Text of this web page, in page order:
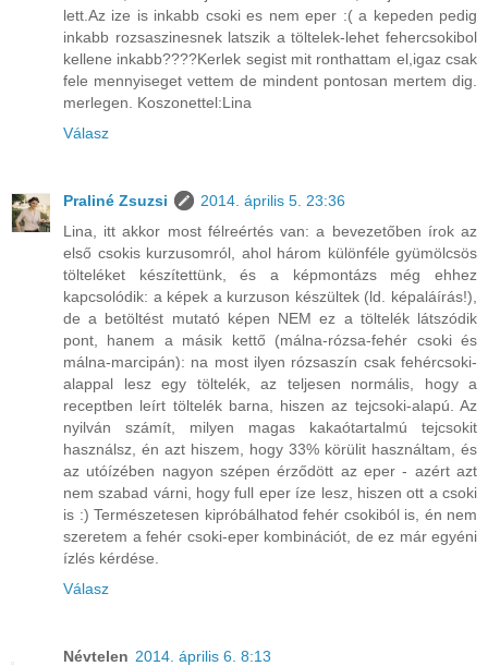
lett.Az ize is inkabb csoki es nem eper :( a kepeden pedig
inkabb rozsaszinesnek latszik a töltelek-lehet fehercsokibol
kellene inkabb????Kerlek segist mit ronthattam el,igaz csak
fele mennyiseget vettem de mindent pontosan mertem dig.
merlegen. Koszonettel:Lina
Válasz
Praliné Zsuzsi
2014. április 5. 23:36
Lina, itt akkor most félreértés van: a bevezetőben írok az
első csokis kurzusomról, ahol három különféle gyümölcsös
tölteléket készítettünk, és a képmontázs még ehhez
kapcsolódik: a képek a kurzuson készültek (ld. képaláírás!),
de a betöltést mutató képen NEM ez a töltelék látszódik
pont, hanem a másik kettő (málna-rózsa-fehér csoki és
málna-marcipán): na most ilyen rózsaszín csak fehércsoki-
alappal lesz egy töltelék, az teljesen normális, hogy a
receptben leírt töltelék barna, hiszen az tejcsoki-alapú. Az
nyilván számít, milyen magas kakaótartalmú tejcsokit
használsz, én azt hiszem, hogy 33% körülit használtam, és
az utóízében nagyon szépen érződött az eper - azért azt
nem szabad várni, hogy full eper íze lesz, hiszen ott a csoki
is :) Természetesen kipróbálhatod fehér csokiból is, én nem
szeretem a fehér csoki-eper kombinációt, de ez már egyéni
ízlés kérdése.
Válasz
Névtelen 2014. április 6. 8:13